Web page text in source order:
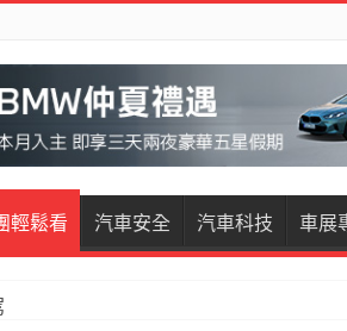
輕鬆看 汽車安全 汽車科技 車展